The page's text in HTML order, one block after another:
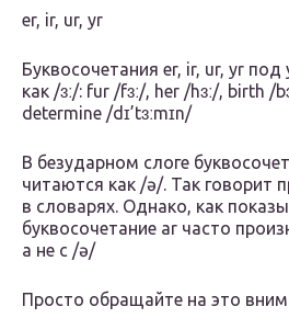
er, ir, ur, yr
Буквосочетания er, ir, ur, yr
как /ɜː/: fur /fɜː/, her /hɜː/, birth /
determine /dɪ’tɜːmɪn/
В безударном слоге
читаются как /ǝ/. Так говорит
в словарях. Однако, как
буквосочетание ar часто
а не с /ǝ/
Просто обращайте на это